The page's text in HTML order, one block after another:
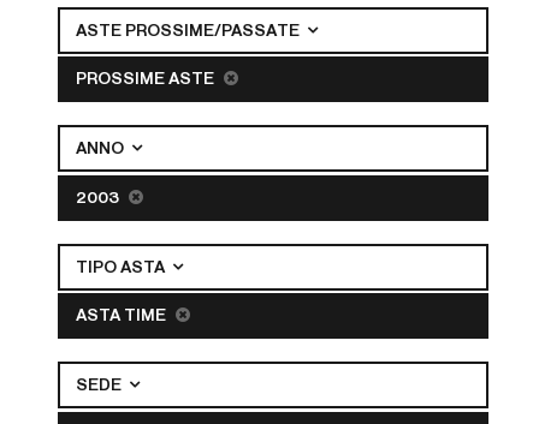
ASTE PROSSIME/PASSATE
PROSSIME ASTE
ANNO
2003
TIPO ASTA
ASTA TIME
SEDE